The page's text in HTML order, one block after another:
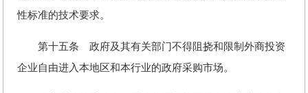
性标准的技术要求。
第十五条 政府及其有关部门不得阻挠和限制外商投资
企业自由进入本地区和本行业的政府采购市场。